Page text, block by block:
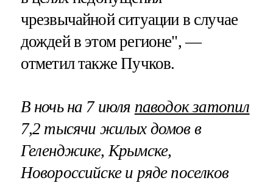
чрезвычайной ситуации в случае
дождей в этом регионе", —
отметил также Пучков.
В ночь на 7 июля паводок затопил
7,2 тысячи жилых домов в
Геленджике, Крымске,
Новороссийске и ряде поселков